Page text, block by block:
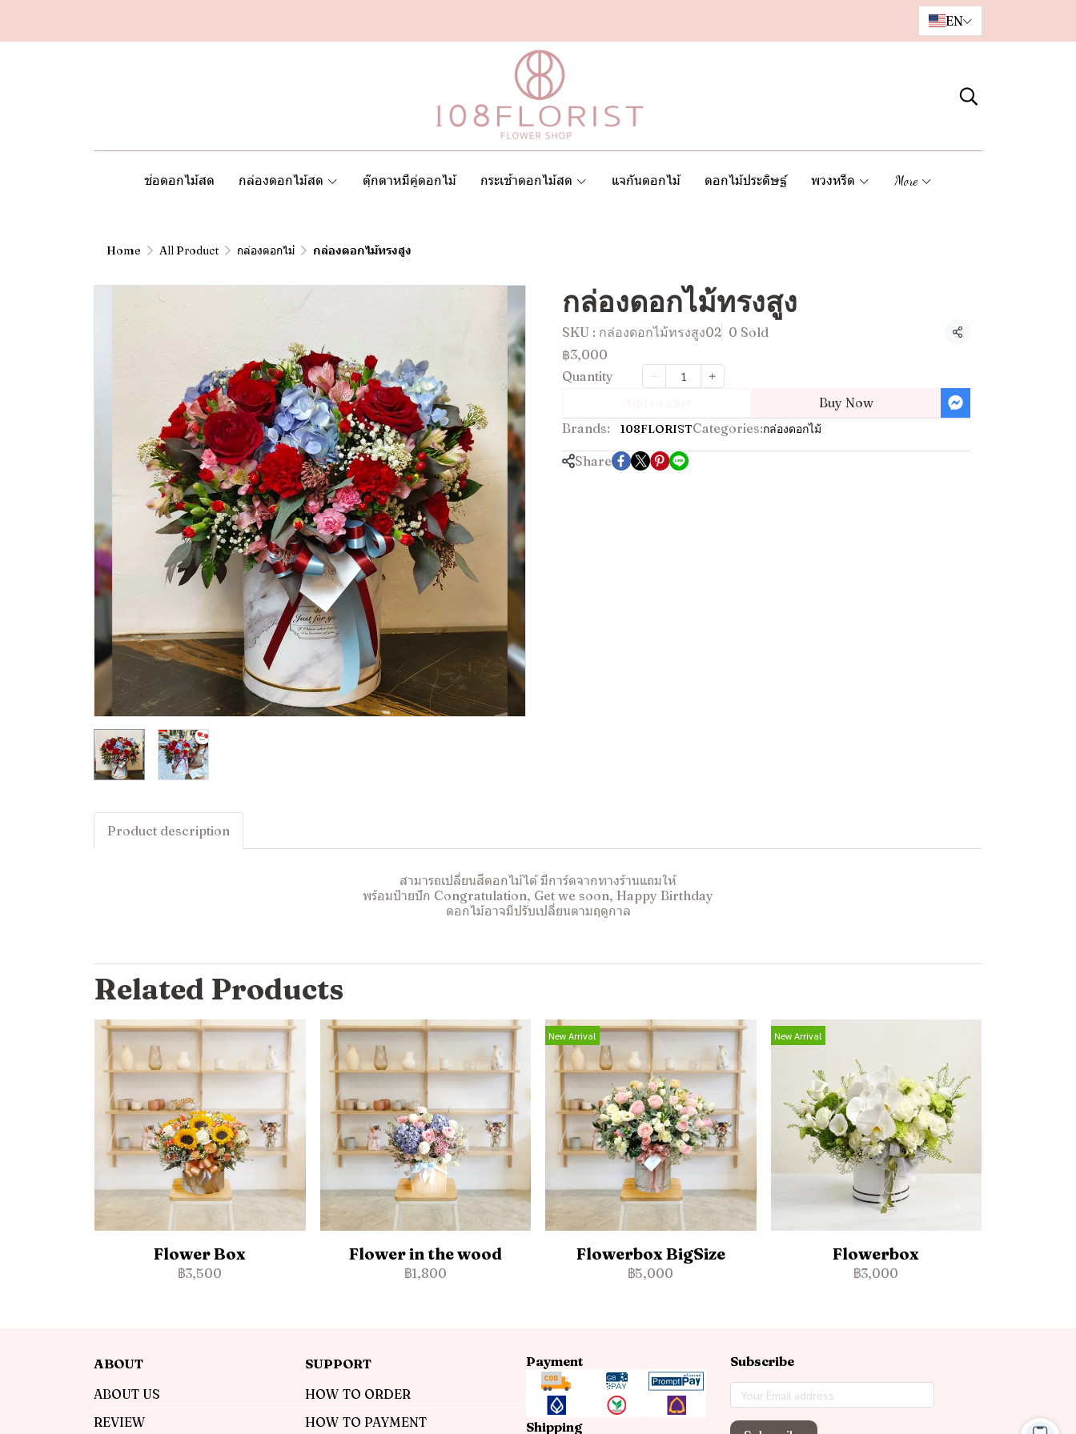
EN
ช่อดอกไม้สด กล่องดอกไม้สด ตุ๊กตาหมีคู่ดอกไม้ กระเช้าดอกไม้สด แจกันดอกไม้ ดอกไม้ประดิษฐ์ พวงหรีด More
Home All Product กล่องดอกไม้ กล่องดอกไม้ทรงสูง
กล่องดอกไม้ทรงสูง
SKU : กล่องดอกไม้ทรงสูง02 0 Sold
Share
฿3,000
Quantity
Buy Now
Brands:
108FLORISTCategories:กล่องดอกไม้
Share
Product description
สามารถเปลี่ยนสีดอกไม้ได้ มีการ์ดจากทางร้านแถมให้
พร้อมป้ายปัก Congratulation, Get we soon, Happy Birthday
ดอกไม้อาจมีปรับเปลี่ยนตามฤดูกาล
Related Products
Flower Box
฿3,500
Flower in the wood
฿1,800
New Arrival
Flowerbox BigSize
฿5,000
New Arrival
Flowerbox
฿3,000
ABOUT
ABOUT US
REVIEW
SUPPORT
HOW TO ORDER
HOW TO PAYMENT
Payment
Shipping
Subscribe